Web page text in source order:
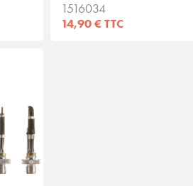
1516034
14,90 € TTC